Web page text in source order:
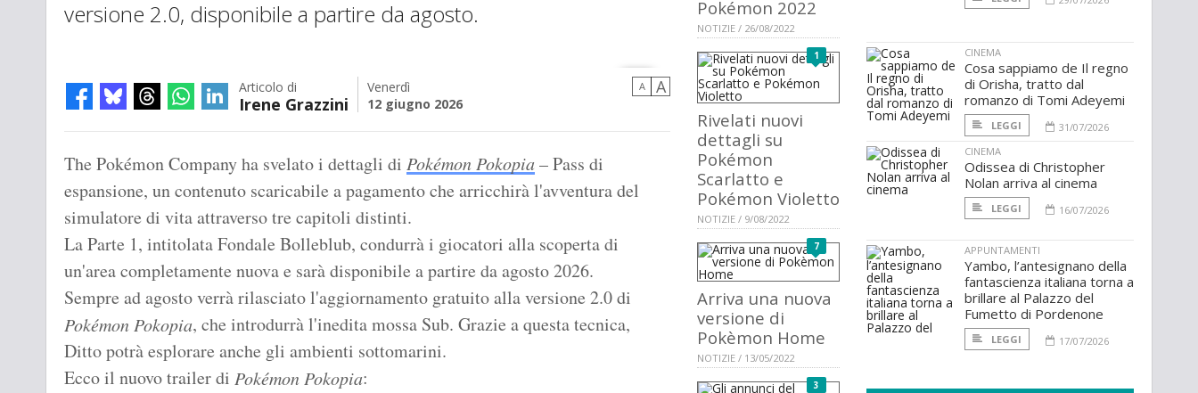
versione 2.0, disponibile a partire da agosto.
Articolo di
Irene Grazzini
Venerdì
12 giugno 2026
A A
The Pokémon Company ha svelato i dettagli di Pokémon Pokopia– Pass di
espansione, un contenuto scaricabile a pagamento che arricchirà l'avventura del
simulatore di vita attraverso tre capitoli distinti.
La Parte 1, intitolata Fondale Bolleblub, condurrà i giocatori alla scoperta di
un'area completamente nuova e sarà disponibile a partire da agosto 2026.
Sempre ad agosto verrà rilasciato l'aggiornamento gratuito alla versione 2.0 di
Pokémon Pokopia, che introdurrà l'inedita mossa Sub. Grazie a questa tecnica,
Ditto potrà esplorare anche gli ambienti sottomarini.
Ecco il nuovo trailer di Pokémon Pokopia:
Pokémon 2022
NOTIZIE / 26/08/2022
1
Rivelati nuovi
dettagli su
Pokémon
Scarlatto e
Pokémon Violetto
NOTIZIE / 9/08/2022
7
Arriva una nuova
versione di
Pokèmon Home
NOTIZIE / 13/05/2022
3
CINEMA
Cosa sappiamo de Il regno
di Orisha, tratto dal
romanzo di Tomi Adeyemi
LEGGI
31/07/2026
CINEMA
Odissea di Christopher
Nolan arriva al cinema
LEGGI 16/07/2026
APPUNTAMENTI
Yambo, l’antesignano della
fantascienza italiana torna a
brillare al Palazzo del
Fumetto di Pordenone
LEGGI 17/07/2026